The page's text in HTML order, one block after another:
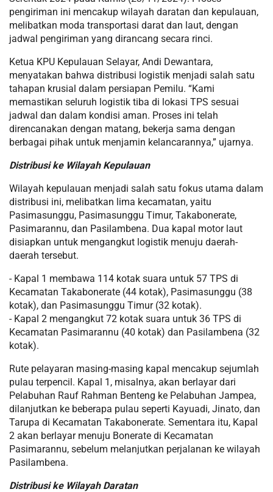
pengiriman ini mencakup wilayah daratan dan kepulauan,
melibatkan moda transportasi darat dan laut, dengan
jadwal pengiriman yang dirancang secara rinci.
Ketua KPU Kepulauan Selayar, Andi Dewantara,
menyatakan bahwa distribusi logistik menjadi salah satu
tahapan krusial dalam persiapan Pemilu. “Kami
memastikan seluruh logistik tiba di lokasi TPS sesuai
jadwal dan dalam kondisi aman. Proses ini telah
direncanakan dengan matang, bekerja sama dengan
berbagai pihak untuk menjamin kelancarannya,” ujarnya.
Distribusi ke Wilayah Kepulauan
Wilayah kepulauan menjadi salah satu fokus utama dalam
distribusi ini, melibatkan lima kecamatan, yaitu
Pasimasunggu, Pasimasunggu Timur, Takabonerate,
Pasimarannu, dan Pasilambena. Dua kapal motor laut
disiapkan untuk mengangkut logistik menuju daerah-
daerah tersebut.
- Kapal 1 membawa 114 kotak suara untuk 57 TPS di
Kecamatan Takabonerate (44 kotak), Pasimasunggu (38
kotak), dan Pasimasunggu Timur (32 kotak).
- Kapal 2 mengangkut 72 kotak suara untuk 36 TPS di
Kecamatan Pasimarannu (40 kotak) dan Pasilambena (32
kotak).
Rute pelayaran masing-masing kapal mencakup sejumlah
pulau terpencil. Kapal 1, misalnya, akan berlayar dari
Pelabuhan Rauf Rahman Benteng ke Pelabuhan Jampea,
dilanjutkan ke beberapa pulau seperti Kayuadi, Jinato, dan
Tarupa di Kecamatan Takabonerate. Sementara itu, Kapal
2 akan berlayar menuju Bonerate di Kecamatan
Pasimarannu, sebelum melanjutkan perjalanan ke wilayah
Pasilambena.
Distribusi ke Wilayah Daratan